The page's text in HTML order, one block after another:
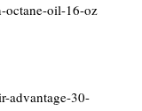
octane-oil-16-oz
advantage-30-